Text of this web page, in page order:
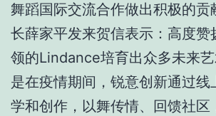
舞蹈国际交流合作做出积极的贡
长薛家平发来贺信表示：高度赞
领的Lindance培育出众多未来艺
是在疫情期间，锐意创新通过线
学和创作，以舞传情、回馈社区